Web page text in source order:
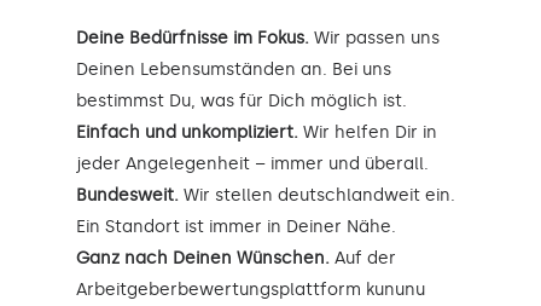
Deine Bedürfnisse im Fokus. Wir passen uns
Deinen Lebensumständen an. Bei uns
bestimmst Du, was für Dich möglich ist.
Einfach und unkompliziert. Wir helfen Dir in
jeder Angelegenheit – immer und überall.
Bundesweit. Wir stellen deutschlandweit ein.
Ein Standort ist immer in Deiner Nähe.
Ganz nach Deinen Wünschen. Auf der
Arbeitgeberbewertungsplattform kununu